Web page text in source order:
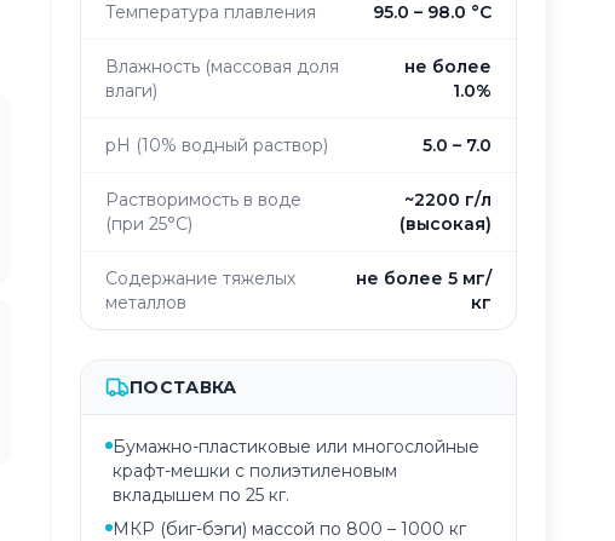
Температура плавления 95.0 – 98.0 °C
Влажность (массовая доля
влаги)
не более
1.0%
pH (10% водный раствор) 5.0 – 7.0
Растворимость в воде
(при 25°C)
~2200 г/л
(высокая)
Содержание тяжелых
металлов
не более 5 мг/
кг
ПОСТАВКА
Бумажно-пластиковые или многослойные
крафт-мешки с полиэтиленовым
вкладышем по 25 кг.
МКР (биг-бэги) массой по 800 – 1000 кг